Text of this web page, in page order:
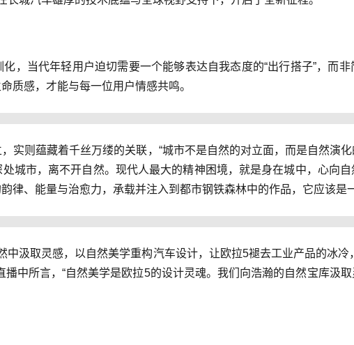
，当代年轻用户迫切需要一个能够表达自我态度的“出行搭子”，而
质感，才能与每一位用户情感共鸣。
实则蕴藏着千丝万缕的关联，“城市不是自然的对立面，而是自然演
处城市，离不开自然。现代人最大的精神困境，就是身在城中，心向
律、能量与治愈力，承载并注入到都市钢铁森林中的作品，它应该是
汲取灵感，以自然美学重构汽车设计，让欧拉5褪去工业产品的冰冷
中所言，“自然美学是欧拉5的设计灵魂。我们向浩瀚的自然宝库汲